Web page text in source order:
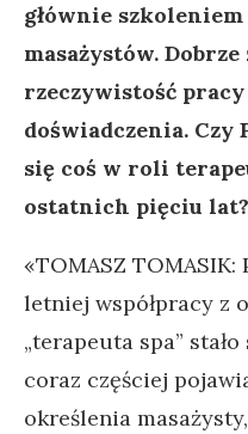
głównie
masażystów.
rzeczywistość pracy
doświadczenia. Czy
się coś w roli
ostatnich pięciu lat?
«TOMASZ
letniej współpracy z
„terapeuta spa”
coraz częściej
określenia